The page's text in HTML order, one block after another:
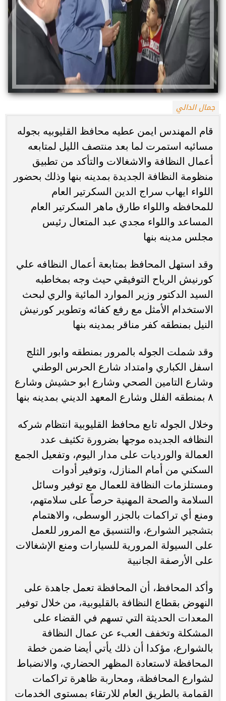
جمال الدالي
قام المهندس ايمن عطيه محافظ القليوبيه بجوله
مسائيه استمرت لما بعد منتصف الليل لمتابعه
أعمال النظافة والاشغالات والتأكد من تطبيق
منظومة النظافة الجديدة بمدينه بنها وذلك بحضور
اللواء ايهاب سراج الدين السكرتير العام
للمحافظه واللواء طارق ماهر السكرتير العام
المساعد واللواء مجدي عبد المتعال رئيس
مجلس مدينه بنها
وقد استهل المحافظ بمتابعة أعمال النظافه علي
كورنيش الرياح التوفيقي حيث وجه بمخاطبه
السيد الدكتور وزير الموارد المائية والري لبحث
الاستخدام الأمثل مع رفع كفائه وتطوير كورنيش
النيل بمنطقه كفر مناقر بمدينه بنها
وقد شملت الجوله بالمرور بمنطقه وابور الثلج
اسفل الكباري وامتداد شارع الحرس الوطني
وشارع التامين الصحي وشارع ابو حشيش وشارع
٨ بمنطقه الفلل وشارع المعهد الديني بمدينه بنها
وخلال الجوله تابع محافظ القليوبية انتظام شركه
النظافه الجديده موجها بضرورة تكثيف عدد
العمالة والورديات على مدار اليوم، وتفعيل الجمع
السكني من أمام المنازل، وتوفير أدوات
ومستلزمات النظافة للعمال مع توفير وسائل
السلامة والصحة المهنية حرصاً على سلامتهم،
ومنع أي تراكمات بالجزر الوسطى، والاهتمام
بتشجير الشوارع، والتنسيق مع المرور للعمل
على السيولة المرورية للسيارات ومنع الإشغالات
على الأرصفة الجانبية
وأكد المحافظ، أن المحافظة تعمل جاهدة على
النهوض بقطاع النظافة بالقليوبية، من خلال توفير
المعدات الحديثة التي تسهم في القضاء على
المشكلة وتخفف العبء عن عمال النظافة
بالشوارع، مؤكدا أن ذلك يأتي أيضا ضمن خطة
المحافظة لاستعادة المظهر الحضاري، والانضباط
لشوارع المحافظة، ومحاربة ظاهرة تراكمات
القمامة بالطريق العام للارتقاء بمستوى الخدمات